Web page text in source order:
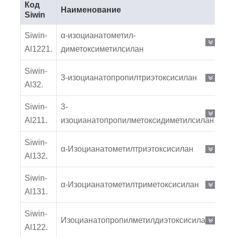
Код
Siwin
Наименование
Siwin-
Al1221.
α-изоцианатометил-
диметоксиметилсилан
Siwin-
Al32.
3-изоцианатопропилтриэтоксисилан
Siwin-
Al211.
3-
изоцианатопропилметоксидиметилсилан
Siwin-
Al132.
α-Изоцианатометилтриэтоксисилан
Siwin-
Al131.
α-Изоцианатометилтриметоксисилан
Siwin-
Al122.
Изоцианатопропилметилдиэтоксисилан